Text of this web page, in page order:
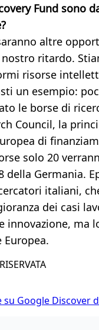
Fund sono
altre
ritardo.
risorse
un esempio:
le borse di
Council, la
di
solo 20
della Germania.
italiani,
dei casi
innovazione, ma
Europea.
su Google Discover